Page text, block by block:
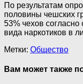
По результатам
половины чешских
53% чехов
вида наркотиков в
Метки: Общество
Вам может также